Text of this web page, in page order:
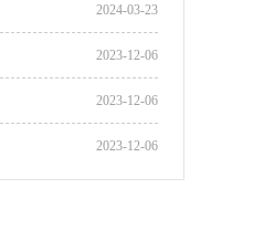
2024-03-23
2023-12-06
2023-12-06
2023-12-06